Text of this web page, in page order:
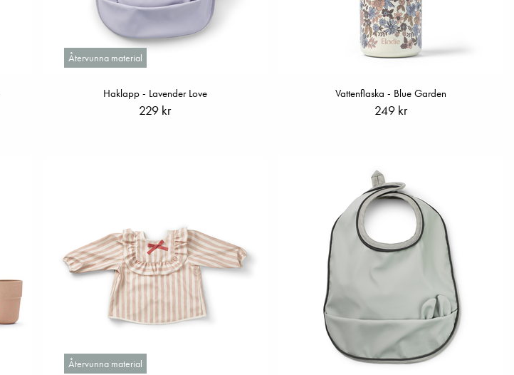
Återvunna material
Haklapp - Lavender Love
229 kr
Vattenflaska - Blue Garden
249 kr
Återvunna material